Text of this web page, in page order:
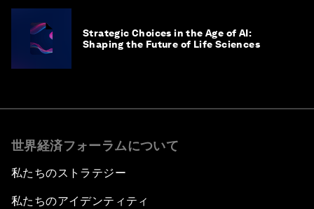
Strategic Choices in the Age of AI:
Shaping the Future of Life Sciences
世界経済フォーラムについて
私たちのストラテジー
私たちのアイデンティティ